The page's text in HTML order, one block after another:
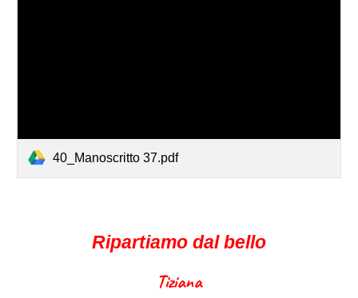
40_Manoscritto 37.pdf
Ripartiamo dal bello
Tiziana